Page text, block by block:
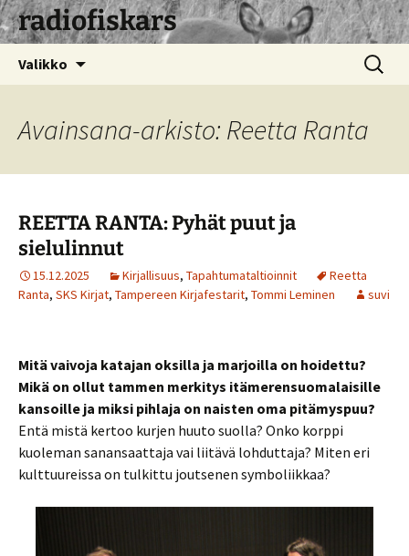
radiofiskars
Valikko Haku:
Avainsana-arkisto: Reetta Ranta
REETTA RANTA: Pyhät puut ja
sielulinnut
15.12.2025 Kirjallisuus, Tapahtumataltioinnit
Reetta
Ranta, SKS Kirjat, Tampereen Kirjafestarit, Tommi Leminen suvi
Mitä vaivoja katajan oksilla ja marjoilla on hoidettu?
Mikä on ollut tammen merkitys itämerensuomalaisille
kansoille ja miksi pihlaja on naisten oma pitämyspuu?
Entä mistä kertoo kurjen huuto suolla? Onko korppi
kuoleman sanansaattaja vai liitävä lohduttaja? Miten eri
kulttuureissa on tulkittu joutsenen symboliikkaa?